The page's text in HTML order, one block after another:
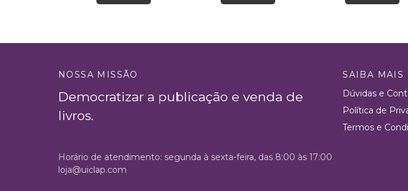
NOSSA MISSÃO
Democratizar a publicação e venda de
livros.
SAIBA MAIS
Dúvidas e
Política de
Termos e
Horário de atendimento: segunda à sexta-feira, das 8:00 às 17:00
loja@uiclap.com